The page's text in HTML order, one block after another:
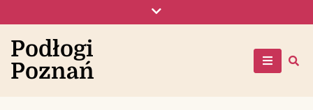
to
content
Podłogi
Poznań